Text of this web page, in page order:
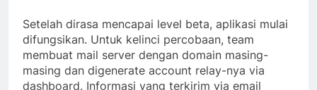
Setelah dirasa mencapai level beta, aplikasi mulai
difungsikan. Untuk kelinci percobaan, team
membuat mail server dengan domain masing-
masing dan digenerate account relay-nya via
dashboard. Informasi yang terkirim via email